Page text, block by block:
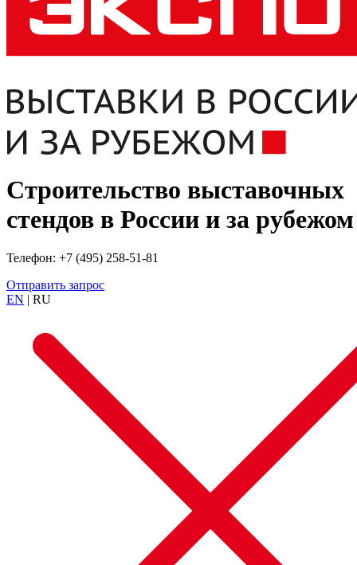
Строительство выставочных
стендов в России и за рубежом
Телефон: +7 (495) 258-51-81
Отправить запрос
EN | RU